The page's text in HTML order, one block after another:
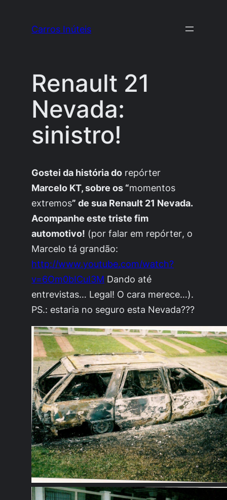
Carros Inúteis
Renault 21
Nevada:
sinistro!
Gostei da história do repórter
Marcelo KT, sobre os “momentos
extremos” de sua Renault 21 Nevada.
Acompanhe este triste fim
automotivo! (por falar em repórter, o
Marcelo tá grandão:
http://www.youtube.com/watch?
v=6Om0bICuI3M Dando até
entrevistas… Legal! O cara merece…).
PS.: estaria no seguro esta Nevada???